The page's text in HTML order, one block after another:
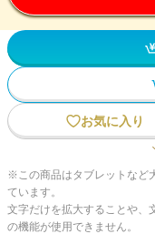
お気に入り
※この商品はタブレットなど
ています。
文字だけを拡大することや、
の機能が使用できません。